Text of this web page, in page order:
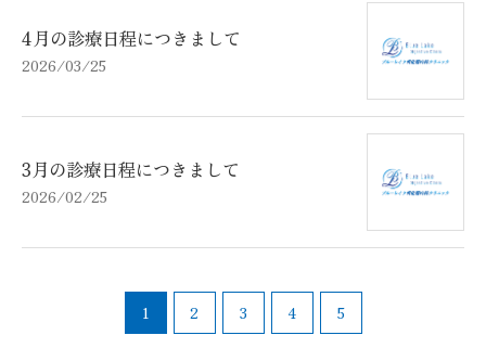
4月の診療日程につきまして
2026/03/25
3月の診療日程につきまして
2026/02/25
1 2 3 4 5